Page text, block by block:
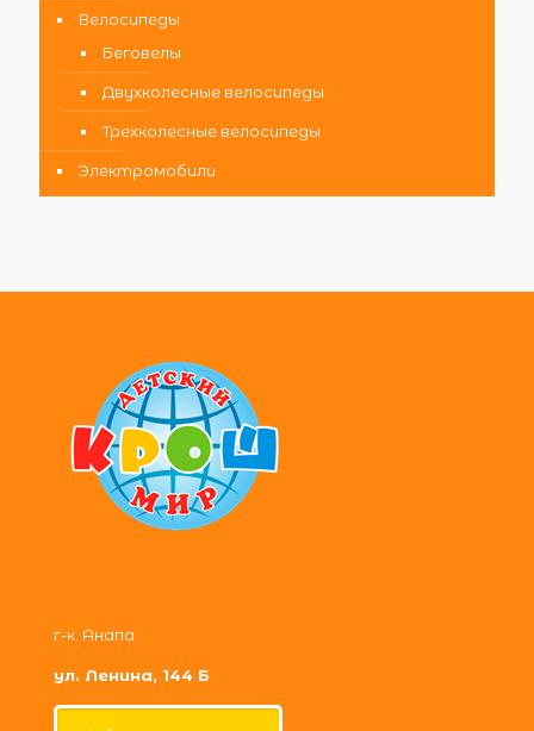
Велосипеды
Беговелы
Двухколесные велосипеды
Трехколесные велосипеды
Электромобили
г-к. Анапа
ул. Ленина, 144 Б